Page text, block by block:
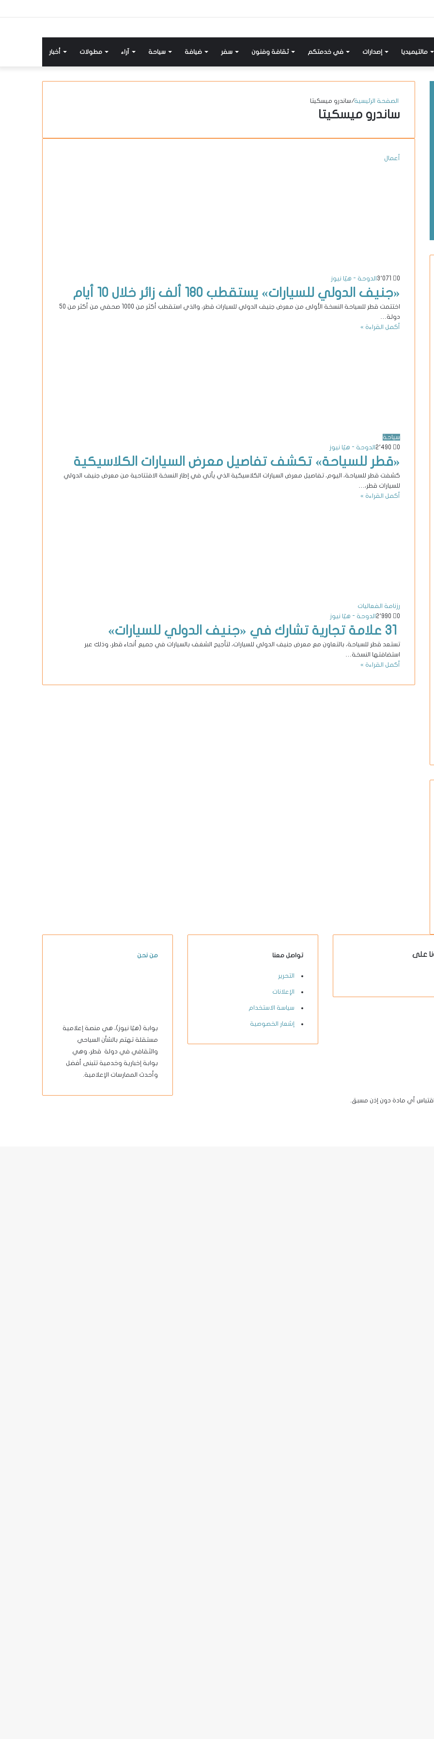
أخبار مطولات آراء سياحة ضيافة سفر ثقافة وفنون في خدمتكم إصدارات مالتيميديا
الصفحة الرئيسية/ساندرو ميسكيتا
ساندرو ميسكيتا
أعمال
الدوحة - هيّا نيوز 0
«جنيف الدولي للسيارات» يستقطب 180 ألف زائر خلال 10 أيام
اختتمت قطر للسياحة النسخة الأولى من معرض جنيف الدولي للسيارات قطر، والذي استقطب أكثر من 1000 صحفي من أكثر من 50
دولة…
أكمل القراءة »
سياحة
الدوحة - هيّا نيوز
0
«قطر للسياحة» تكشف تفاصيل معرض السيارات الكلاسيكية
كشفت قطر للسياحة، اليوم، تفاصيل معرض السيارات الكلاسيكية الذي يأتي في إطار النسخة الافتتاحية من معرض جنيف الدولي
للسيارات قطر،…
أكمل القراءة »
رزنامة الفعاليات
الدوحة - هيّا نيوز
0
تستعد قطر للسياحة، بالتعاون مع معرض جنيف الدولي للسيارات، لتأجيج الشغف بالسيارات في جميع أنحاء قطر، وذلك عبر
استضافتها النسخة…
أكمل القراءة »
من نحن
بوابة (هيّا نيوز)، هي منصة إعلامية
مستقلة تهتم بالشأن السياحي
والثقافي في دولة قطر، وهي
بوابة إخبارية وخدمية تتبنى أفضل
وأحدث الممارسات الإعلامية.
تواصل معنا
التحرير
الإعلانات
سياسة الاستخدام
إشعار الخصوصية
على